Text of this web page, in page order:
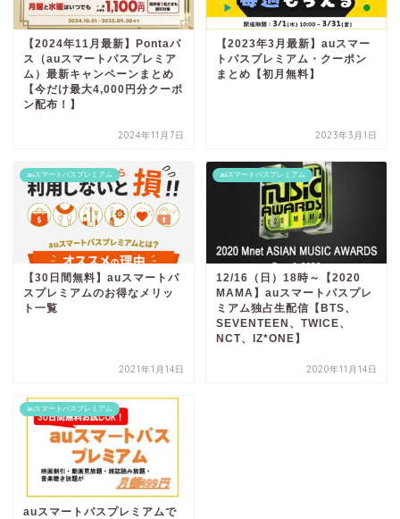
【2024年11月最新】Pontaパ
ス（auスマートパスプレミア
ム）最新キャンペーンまとめ
【今だけ最大4,000円分クーポ
ン配布！】
2024年11月7日
【2023年3月最新】auスマー
トパスプレミアム・クーポン
まとめ【初月無料】
2023年3月1日
auスマートパスプレミアム
【30日間無料】auスマートパ
スプレミアムのお得なメリッ
ト一覧
2021年1月14日
auスマートパスプレミアム
12/16（日）18時～【2020
MAMA】auスマートパスプレ
ミアム独占生配信【BTS、
SEVENTEEN、TWICE、
NCT、IZ*ONE】
2020年11月14日
auスマートパスプレミアム
auスマートパスプレミアムで